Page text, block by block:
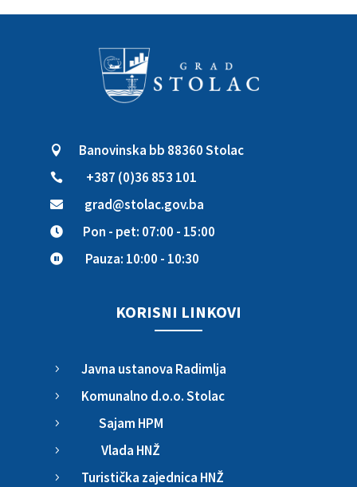
 Banovinska bb 88360 Stolac
 +387 (0)36 853 101
 grad@stolac.gov.ba
 Pon - pet: 07:00 - 15:00
 Pauza: 10:00 - 10:30
KORISNI LINKOVI
5 Javna ustanova Radimlja
5 Komunalno d.o.o. Stolac
5 Sajam HPM
5 Vlada HNŽ
5 Turistička zajednica HNŽ